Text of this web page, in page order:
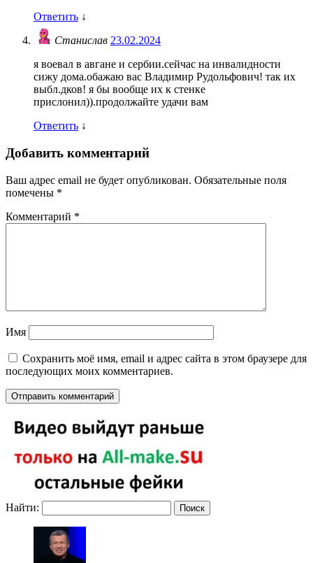
Ответить ↓
Станислав 23.02.2024
я воевал в авгане и сербии.сейчас на инвалидности
сижу дома.обажаю вас Владимир Рудольфович! так их
выбл.дков! я бы вообще их к стенке
прислонил)).продолжайте удачи вам
Ответить ↓
Добавить комментарий
Ваш адрес email не будет опубликован. Обязательные поля
помечены *
Комментарий *
Имя
Сохранить моё имя, email и адрес сайта в этом браузере для
последующих моих комментариев.
Найти: